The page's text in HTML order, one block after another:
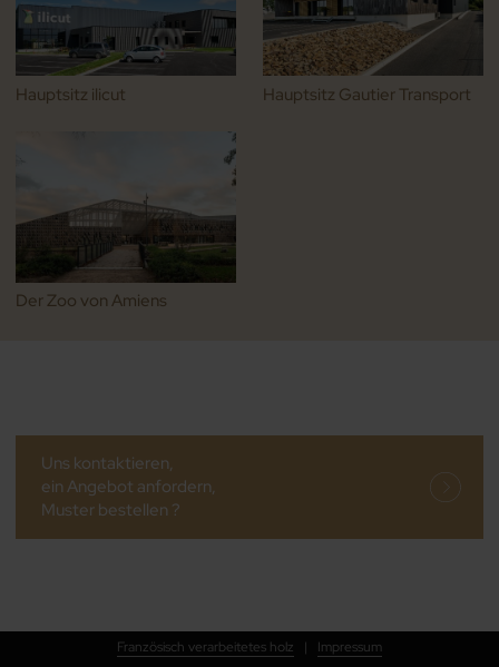
Hauptsitz ilicut Hauptsitz Gautier Transport
Der Zoo von Amiens
Uns kontaktieren,
ein Angebot anfordern,
Muster bestellen ?
Französisch verarbeitetes holz | Impressum